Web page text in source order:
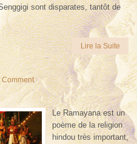
sont disparates, tantôt de
Lire la Suite
Comment
Le Ramayana est un
poème de la religion
hindou très important,